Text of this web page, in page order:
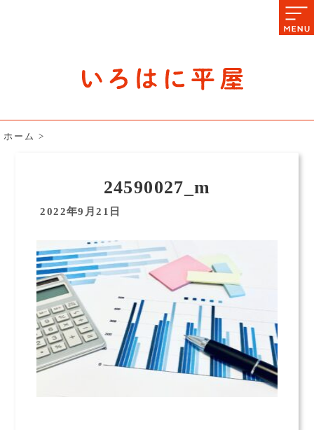
ホーム >
24590027_m
2022年9月21日